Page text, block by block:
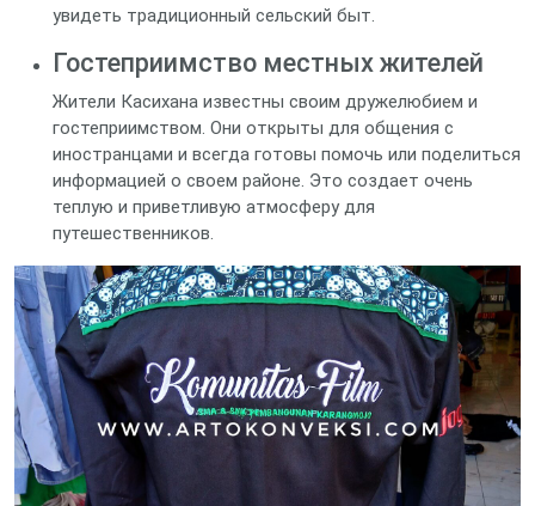
увидеть традиционный сельский быт.
Гостеприимство местных жителей
Жители Касихана известны своим дружелюбием и
гостеприимством. Они открыты для общения с
иностранцами и всегда готовы помочь или поделиться
информацией о своем районе. Это создает очень
теплую и приветливую атмосферу для
путешественников.